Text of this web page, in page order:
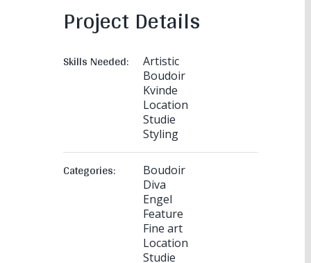
Project Details
Skills Needed:
Artistic
Boudoir
Kvinde
Location
Studie
Styling
Categories:
Boudoir
Diva
Engel
Feature
Fine art
Location
Studie